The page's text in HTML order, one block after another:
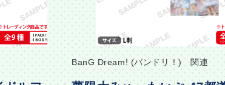
BanG Dream! (バンドリ！) 関連